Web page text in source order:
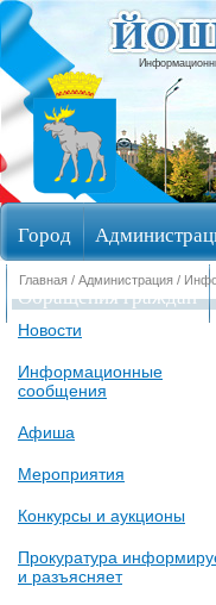
Город
Обращения граждан
Главная / Администрация /
Новости
Информационные
сообщения
Афиша
Мероприятия
Конкурсы и аукционы
Прокуратура
и разъясняет